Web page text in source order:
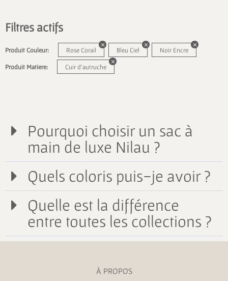
Filtres actifs
Produit Couleur: Rose Corail Bleu Ciel Noir Encre
Produit Matiere: Cuir d'autruche
Pourquoi choisir un sac à
main de luxe Nilau ?
Quels coloris puis-je avoir ?
Quelle est la différence
entre toutes les collections ?
À PROPOS